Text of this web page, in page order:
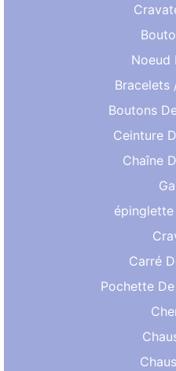
Noeud
Bracelets
Boutons
Ceinture
Chaîne
épinglette
Carré
Pochette